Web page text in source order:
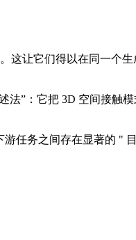
这让它们得以在同一个
”：它把 3D 空间接触
任务之间存在显著的 "